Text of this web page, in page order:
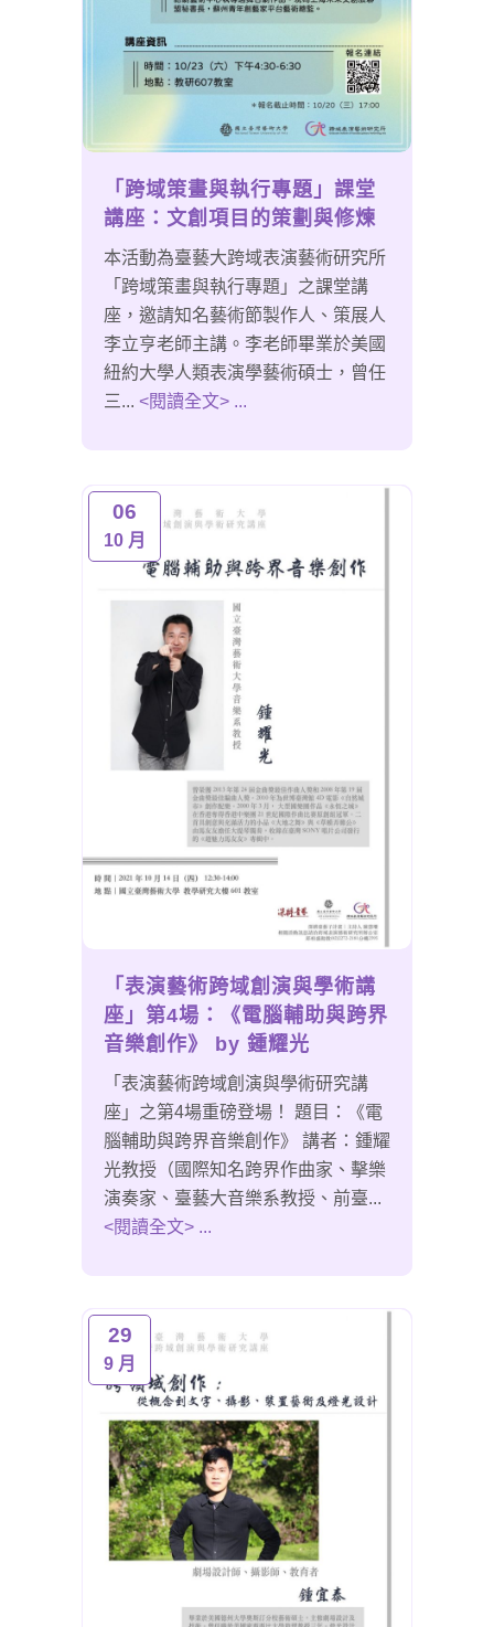
「跨域策畫與執行專題」課堂
講座：文創項目的策劃與修煉
本活動為臺藝大跨域表演藝術研究所
「跨域策畫與執行專題」之課堂講
座，邀請知名藝術節製作人、策展人
李立亨老師主講。李老師畢業於美國
紐約大學人類表演學藝術碩士，曾任
三... <閱讀全文> ...
06
10 月
「表演藝術跨域創演與學術講
座」第4場：《電腦輔助與跨界
音樂創作》 by 鍾耀光
「表演藝術跨域創演與學術研究講
座」之第4場重磅登場！ 題目：《電
腦輔助與跨界音樂創作》 講者：鍾耀
光教授（國際知名跨界作曲家、擊樂
演奏家、臺藝大音樂系教授、前臺...
<閱讀全文> ...
29
9 月